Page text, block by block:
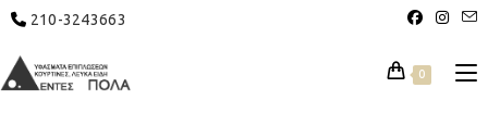
210-3243663
0